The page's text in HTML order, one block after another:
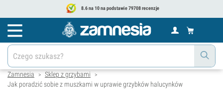
8.6 na 10 na podstawie 79708 recenzje
Zamnesia > Sklep z grzybami >
Jak poradzić sobie z muszkami w uprawie grzybków halucynków